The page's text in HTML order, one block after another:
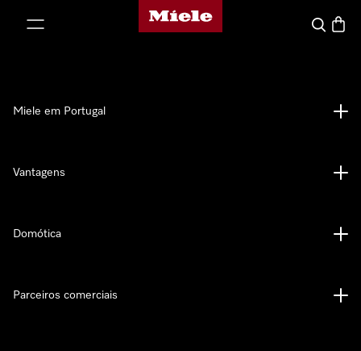
Página principal da Miele
Pesquisa
Miele em Portugal
Vantagens
Domótica
Parceiros comerciais